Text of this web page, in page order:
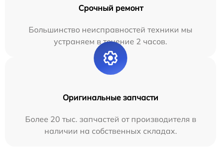
Срочный ремонт
Большинство неисправностей техники мы
устраняем в течение 2 часов.
Оригинальные запчасти
Более 20 тыс. запчастей от производителя в
наличии на собственных складах.